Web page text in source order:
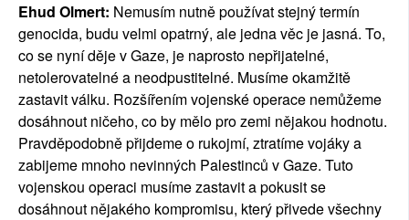
Ehud Olmert: Nemusím nutně používat stejný termín
genocida, budu velmi opatrný, ale jedna věc je jasná. To,
co se nyní děje v Gaze, je naprosto nepřijatelné,
netolerovatelné a neodpustitelné. Musíme okamžitě
zastavit válku. Rozšířením vojenské operace nemůžeme
dosáhnout ničeho, co by mělo pro zemi nějakou hodnotu.
Pravděpodobně přijdeme o rukojmí, ztratíme vojáky a
zabijeme mnoho nevinných Palestinců v Gaze. Tuto
vojenskou operaci musíme zastavit a pokusit se
dosáhnout nějakého kompromisu, který přivede všechny